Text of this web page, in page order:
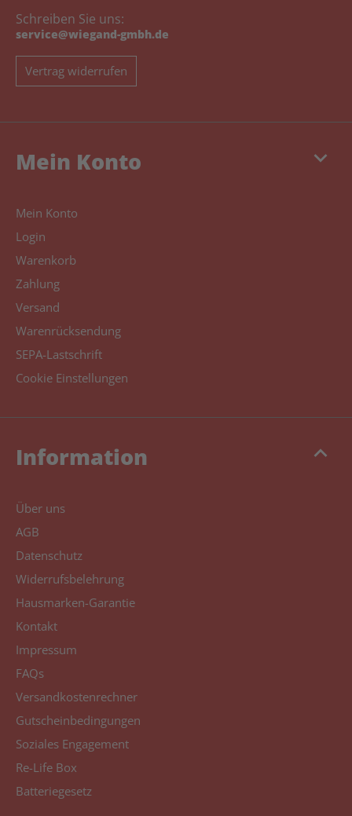
Schreiben Sie uns:
service@wiegand-gmbh.de
Vertrag widerrufen
keyboard_arrow_down
Mein Konto
Mein Konto
Login
Warenkorb
Zahlung
Versand
Warenrücksendung
SEPA-Lastschrift
Cookie Einstellungen
keyboard_arrow_up
Information
Über uns
AGB
Datenschutz
Widerrufsbelehrung
Hausmarken-Garantie
Kontakt
Impressum
FAQs
Versandkostenrechner
Gutscheinbedingungen
Soziales Engagement
Re-Life Box
Batteriegesetz